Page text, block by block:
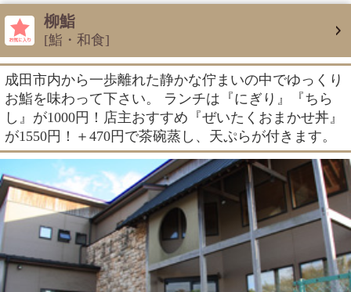
柳鮨
[鮨・和食]
成田市内から一歩離れた静かな佇まいの中でゆっくり
お鮨を味わって下さい。 ランチは『にぎり』『ちら
し』が1000円！店主おすすめ『ぜいたくおまかせ丼』
が1550円！＋470円で茶碗蒸し、天ぷらが付きます。